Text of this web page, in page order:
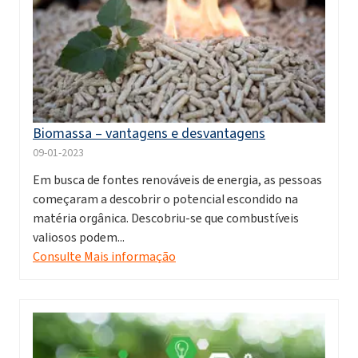
Biomassa – vantagens e desvantagens
09-01-2023
Em busca de fontes renováveis de energia, as pessoas
começaram a descobrir o potencial escondido na
matéria orgânica. Descobriu-se que combustíveis
valiosos podem...
Consulte Mais informação